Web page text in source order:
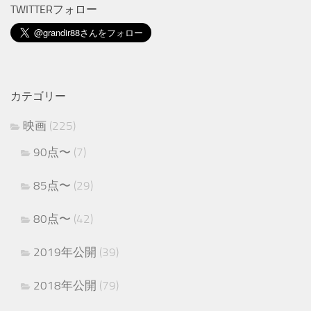
TWITTERフォロー
カテゴリー
映画 (225)
90点〜 (7)
85点〜 (29)
80点〜 (42)
2019年公開 (39)
2018年公開 (79)